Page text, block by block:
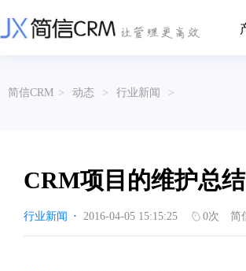
营销云
从营销获客到商机转化的全流程管理
渠道云
融合分公司、经销商、总部伙伴管理
挖现有客户价值以及开发更多新...
传媒企业自身由于数字化传媒的发
展，对其内部控制建设和完善也是...
帮助文档
以CRM产品为基础的功能点
关于简信
简信CRM > 动态 > 行业新闻 >
CRM项目的维护总结
行业新闻 · 2016-04-05 15:15:25 0次 简